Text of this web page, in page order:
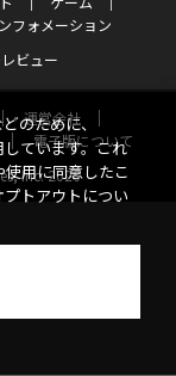
フォメーション
ビュー
運営会社
電子版について
Inc. 2026
のために、
ています。これ
用に同意したこ
トアウトについ